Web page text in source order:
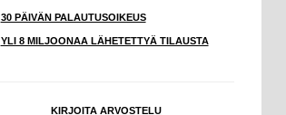
30 PÄIVÄN PALAUTUSOIKEUS
YLI 8 MILJOONAA LÄHETETTYÄ TILAUSTA
KIRJOITA ARVOSTELU